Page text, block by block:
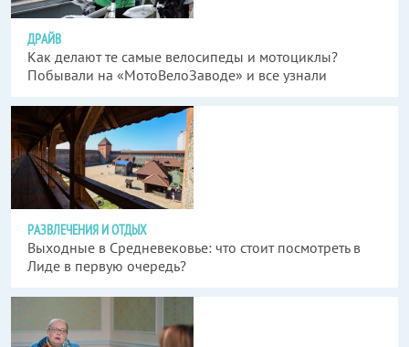
ДРАЙВ
Как делают те самые велосипеды и мотоциклы?
Побывали на «МотоВелоЗаводе» и все узнали
РАЗВЛЕЧЕНИЯ И ОТДЫХ
Выходные в Средневековье: что стоит посмотреть в
Лиде в первую очередь?